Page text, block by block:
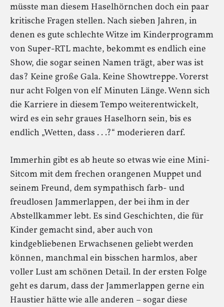
müsste man diesem Haselhörnchen doch ein paar
kritische Fragen stellen. Nach sieben Jahren, in
denen es gute schlechte Witze im Kinderprogramm
von Super-RTL machte, bekommt es endlich eine
Show, die sogar seinen Namen trägt, aber was ist
das? Keine große Gala. Keine Showtreppe. Vorerst
nur acht Folgen von elf Minuten Länge. Wenn sich
die Karriere in diesem Tempo weiterentwickelt,
wird es ein sehr graues Haselhorn sein, bis es
endlich „Wetten, dass . . .?“ moderieren darf.
Immerhin gibt es ab heute so etwas wie eine Mini-
Sitcom mit dem frechen orangenen Muppet und
seinem Freund, dem sympathisch farb- und
freudlosen Jammerlappen, der bei ihm in der
Abstellkammer lebt. Es sind Geschichten, die für
Kinder gemacht sind, aber auch von
kindgebliebenen Erwachsenen geliebt werden
können, manchmal ein bisschen harmlos, aber
voller Lust am schönen Detail. In der ersten Folge
geht es darum, dass der Jammerlappen gerne ein
Haustier hätte wie alle anderen – sogar diese